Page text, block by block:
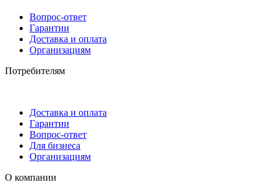
Вопрос-ответ
Гарантии
Доставка и оплата
Организациям
Потребителям
Доставка и оплата
Гарантии
Вопрос-ответ
Для бизнеса
Организациям
О компании